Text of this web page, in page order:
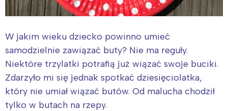
W jakim wieku dziecko powinno umieć
samodzielnie zawiązać buty? Nie ma reguły.
Niektóre trzylatki potrafią już wiązać swoje buciki.
Zdarzyło mi się jednak spotkać dziesięciolatka,
który nie umiał wiązać butów. Od malucha chodził
tylko w butach na rzepy.